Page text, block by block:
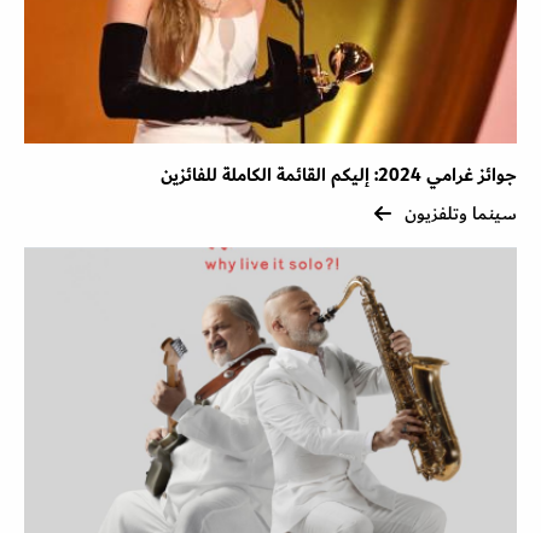
جوائز غرامي 2024: إليكم القائمة الكاملة للفائزين
سينما وتلفزيون